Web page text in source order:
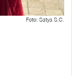
Foto: Satya S.C.